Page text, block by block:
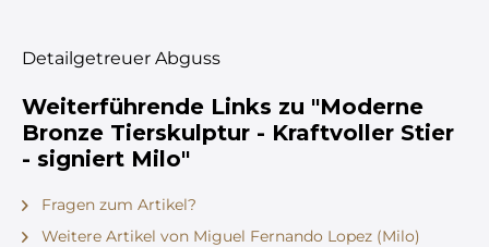
Detailgetreuer Abguss
Weiterführende Links zu "Moderne
Bronze Tierskulptur - Kraftvoller Stier
- signiert Milo"
Fragen zum Artikel?
Weitere Artikel von Miguel Fernando Lopez (Milo)